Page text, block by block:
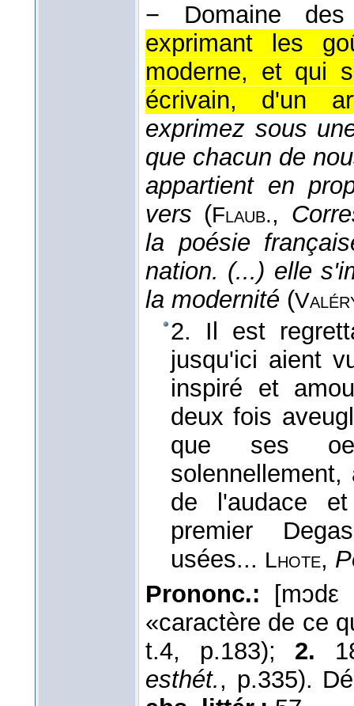
− Domaine
exprimant les
moderne, et qui
écrivain, d'un
exprimez sous
que chacun de
appartient en
vers (Flaub.,
la poésie
nation. (...) elle
la modernité (
2. Il est
jusqu'ici aient
inspiré et
deux fois
que ses
de l'audace
premier
usées... Lhote,
Prononc.:
«caractère de ce
t.4, p.183); 2.
esthét., p.335).